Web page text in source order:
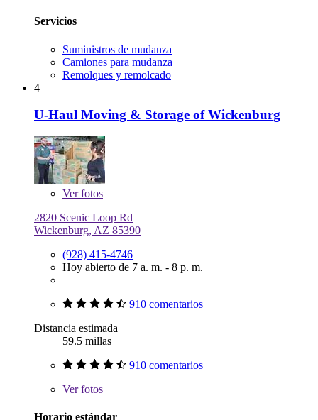
Servicios
Suministros de mudanza
Camiones para mudanza
Remolques y remolcado
4
U-Haul Moving & Storage of Wickenburg
Verfotos
2820 Scenic Loop Rd
Wickenburg, AZ 85390
(928) 415-4746
Hoy abierto de 7 a. m. - 8 p. m.
910 comentarios
Distancia estimada
59.5 millas
910 comentarios
Verfotos
Horario estándar